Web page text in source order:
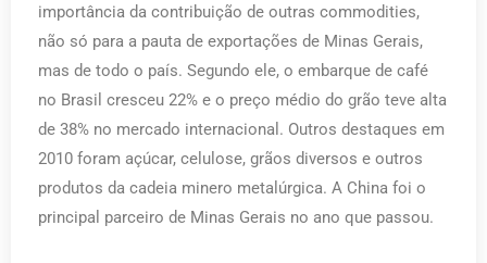
importância da contribuição de outras commodities,
não só para a pauta de exportações de Minas Gerais,
mas de todo o país. Segundo ele, o embarque de café
no Brasil cresceu 22% e o preço médio do grão teve alta
de 38% no mercado internacional. Outros destaques em
2010 foram açúcar, celulose, grãos diversos e outros
produtos da cadeia minero metalúrgica. A China foi o
principal parceiro de Minas Gerais no ano que passou.